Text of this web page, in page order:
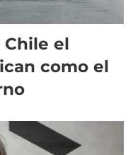
Chile el
como el